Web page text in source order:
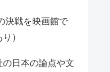
決戦を映画館で
）
日本の論点や文